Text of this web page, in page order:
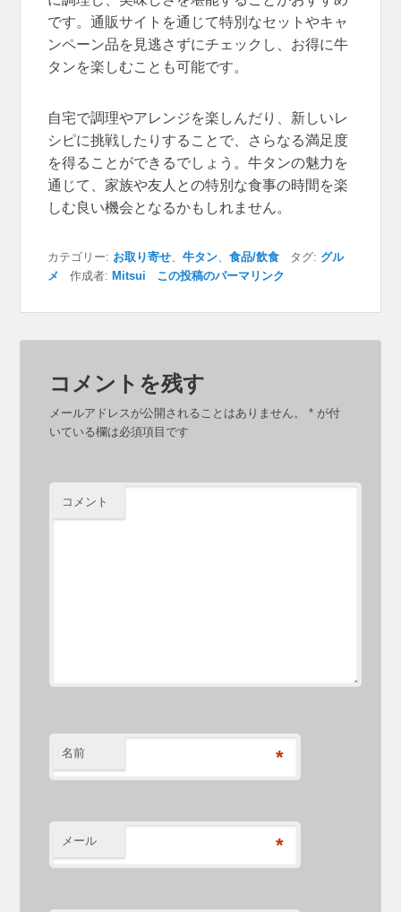
です。通販サイトを通じて特別なセットやキャ
ンペーン品を見逃さずにチェックし、お得に牛
タンを楽しむことも可能です。
自宅で調理やアレンジを楽しんだり、新しいレ
シピに挑戦したりすることで、さらなる満足度
を得ることができるでしょう。牛タンの魅力を
通じて、家族や友人との特別な食事の時間を楽
しむ良い機会となるかもしれません。
カテゴリー: お取り寄せ 、牛タン 、食品/飲食 タグ: グル
メ
作成者:Mitsui この投稿のパーマリンク
コメントを残す
メールアドレスが公開されることはありません。 * が付
いている欄は必須項目です
コメント
名前 *
メール *